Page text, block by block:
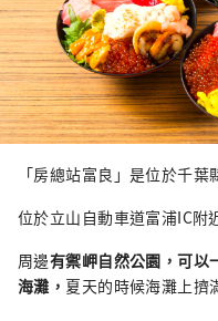
「房總站富良」是位於千
位於立山自動車道富浦IC附
周邊有禦岬自然公園，可以
海灘， 夏天的時候海灘上擠